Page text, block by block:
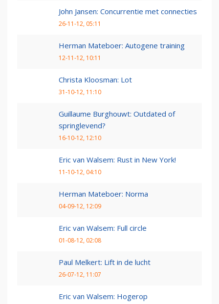
John Jansen: Concurrentie met connecties
26-11-12, 05:11
Herman Mateboer: Autogene training
12-11-12, 10:11
Christa Kloosman: Lot
31-10-12, 11:10
Guillaume Burghouwt: Outdated of
springlevend?
16-10-12, 12:10
Eric van Walsem: Rust in New York!
11-10-12, 04:10
Herman Mateboer: Norma
04-09-12, 12:09
Eric van Walsem: Full circle
01-08-12, 02:08
Paul Melkert: Lift in de lucht
26-07-12, 11:07
Eric van Walsem: Hogerop